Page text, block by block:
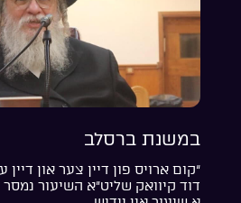
במשנת ברסלב
“קום ארויס פון דיין צער און
דוד קיוואק שליט”א השיעור